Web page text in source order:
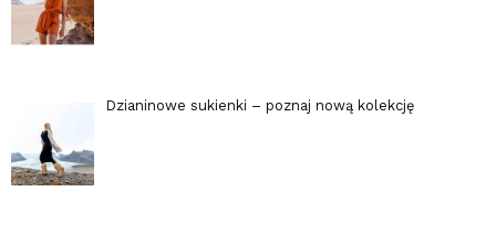
Dzianinowe sukienki – poznaj nową kolekcję